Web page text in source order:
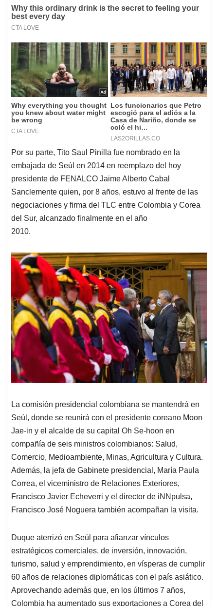
Por su parte, Tito Saul Pinilla fue nombrado en la
embajada de Seúl en 2014 en reemplazo del hoy
presidente de FENALCO Jaime Alberto Cabal
Sanclemente quien, por 8 años, estuvo al frente de las
negociaciones y firma del TLC entre Colombia y Corea
del Sur, alcanzado finalmente en el año
2010.
La comisión presidencial colombiana se mantendrá en
Seúl, donde se reunirá con el presidente coreano Moon
Jae-in y el alcalde de su capital Oh Se-hoon en
compañía de seis ministros colombianos: Salud,
Comercio, Medioambiente, Minas, Agricultura y Cultura.
Además, la jefa de Gabinete presidencial, María Paula
Correa, el viceministro de Relaciones Exteriores,
Francisco Javier Echeverri y el director de iNNpulsa,
Francisco José Noguera también acompañan la visita.
Duque aterrizó en Seúl para afianzar vínculos
estratégicos comerciales, de inversión, innovación,
turismo, salud y emprendimiento, en vísperas de cumplir
60 años de relaciones diplomáticas con el país asiático.
Aprovechando además que, en los últimos 7 años,
Colombia ha aumentado sus exportaciones a Corea del